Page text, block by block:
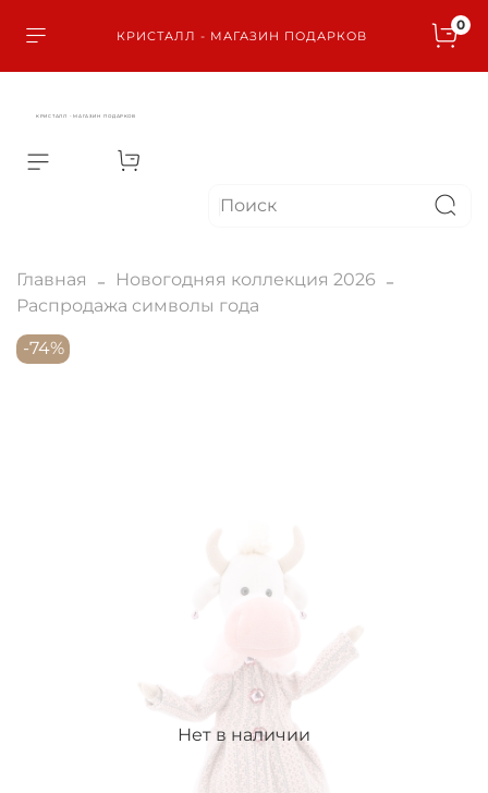
КРИСТАЛЛ - МАГАЗИН ПОДАРКОВ
0
КРИСТАЛЛ - МАГАЗИН ПОДАРКОВ
Главная
Новогодняя коллекция 2026
Распродажа символы года
Нет в наличии
-74%